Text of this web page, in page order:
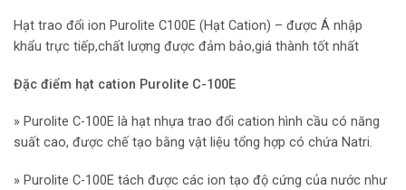
Hạt trao đổi ion Purolite C100E (Hạt Cation) – được Á nhập
khẩu trực tiếp,chất lượng được đảm bảo,giá thành tốt nhất
Đặc điểm hạt cation Purolite C-100E
» Purolite C-100E là hạt nhựa trao đổi cation hình cầu có năng
suất cao, được chế tạo bằng vật liệu tổng hợp có chứa Natri.
» Purolite C-100E tách được các ion tạo độ cứng của nước như